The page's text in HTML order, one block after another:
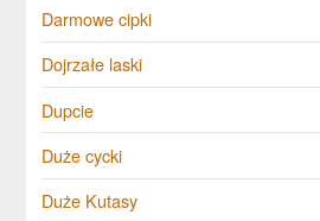
Darmowe cipki
Dojrzałe laski
Dupcie
Duże cycki
Duże Kutasy